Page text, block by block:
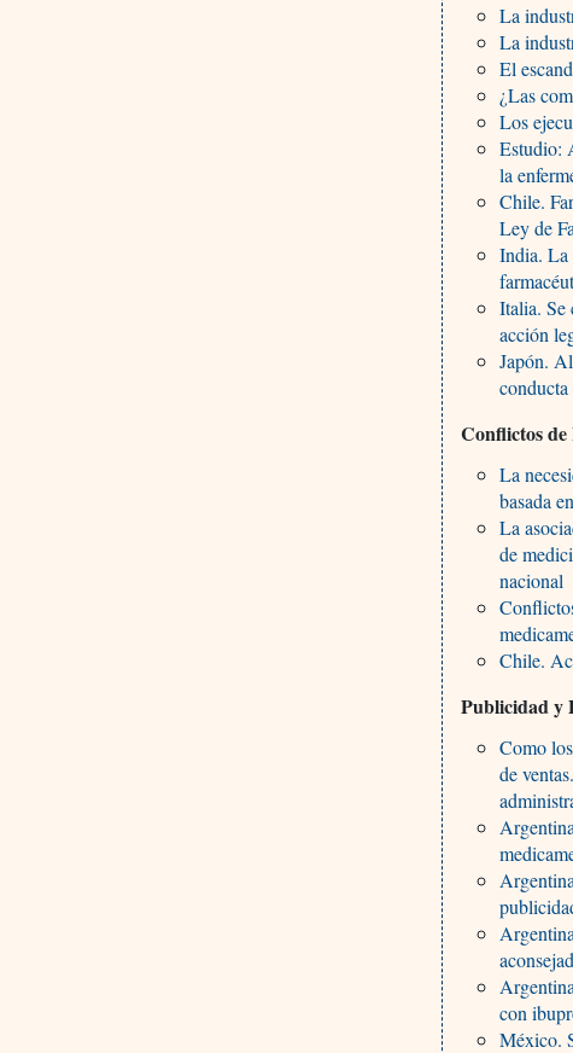
La
La
El
¿Las
Los
Estudio:
la
Chile.
Ley de
India. La
Italia.
acción
Japón.
Conflictos
La
basada
La
de
nacional
Chile.
Publicidad y
Como
de
con
México.